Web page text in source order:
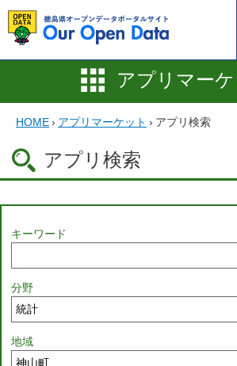
アプリマーケ
HOME› アプリマーケット › アプリ検索
アプリ検索
キーワード
分野
地域